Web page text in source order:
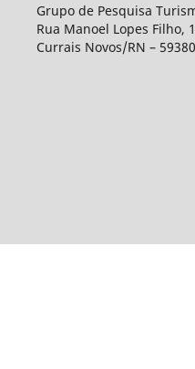
Grupo de Pesquisa
Rua Manoel Lopes Filho,
Currais Novos/RN –